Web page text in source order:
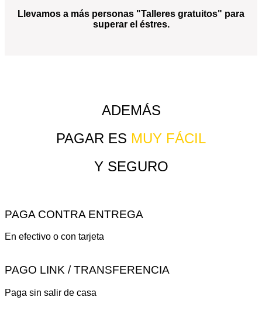
Llevamos a más personas "Talleres gratuitos" para
superar el éstres.
ADEMÁS
PAGAR ES MUY FÁCIL
Y SEGURO
PAGA CONTRA ENTREGA
En efectivo o con tarjeta
PAGO LINK / TRANSFERENCIA
Paga sin salir de casa